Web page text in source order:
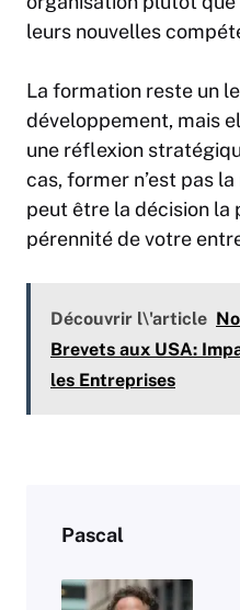
leurs nouvelles
La formation reste un
développement, mais
une réflexion
cas, former n’est pas
peut être la décision la
pérennité de votre
Découvrir l\'article
Brevets aux USA:
les Entreprises
Pascal